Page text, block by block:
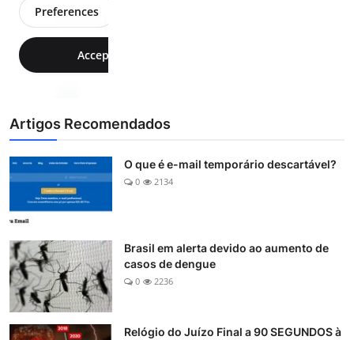
Artigos Recomendados
O que é e-mail temporário descartável?
0 2134
Brasil em alerta devido ao aumento de
casos de dengue
0 2236
Relógio do Juízo Final a 90 SEGUNDOS à